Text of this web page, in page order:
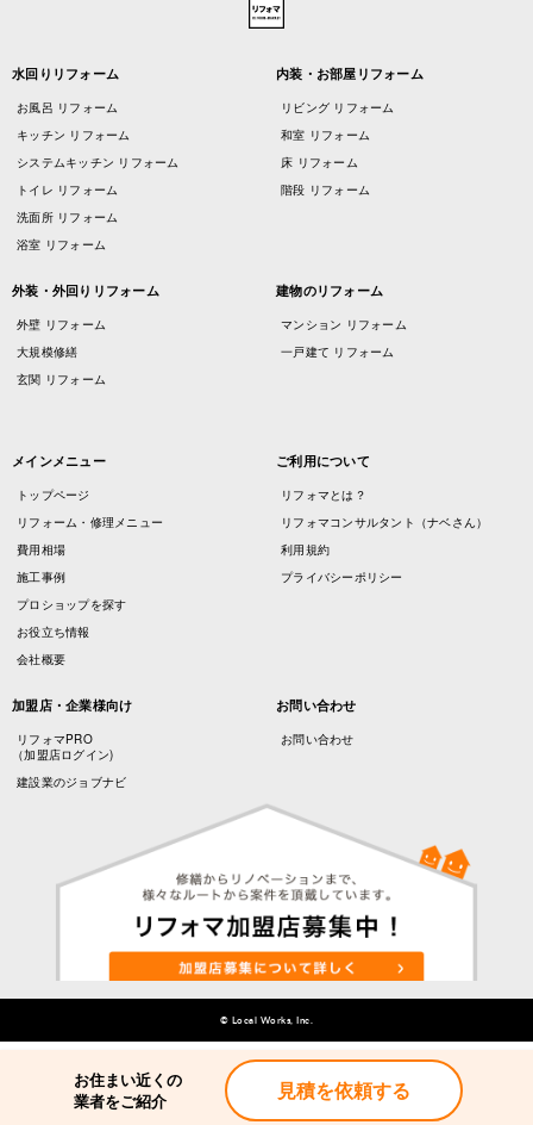
水回りリフォーム
お風呂 リフォーム
キッチン リフォーム
システムキッチン リフォーム
トイレ リフォーム
洗面所 リフォーム
浴室 リフォーム
内装・お部屋リフォーム
リビング リフォーム
和室 リフォーム
床 リフォーム
階段 リフォーム
外装・外回りリフォーム
外壁 リフォーム
大規模修繕
玄関 リフォーム
建物のリフォーム
マンション リフォーム
一戸建て リフォーム
メインメニュー
トップページ
リフォーム・修理メニュー
費用相場
施工事例
プロショップを探す
お役立ち情報
会社概要
ご利用について
リフォマとは？
リフォマコンサルタント（ナベさん）
利用規約
プライバシーポリシー
加盟店・企業様向け
リフォマPRO
（加盟店ログイン)
建設業のジョブナビ
お問い合わせ
お問い合わせ
© Local Works, Inc.
お住まい近くの
業者をご紹介
見積を依頼する